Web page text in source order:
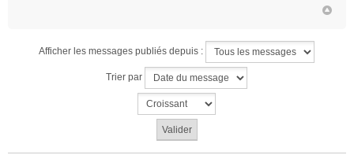
Afficher les messages publiés depuis :
Trier par